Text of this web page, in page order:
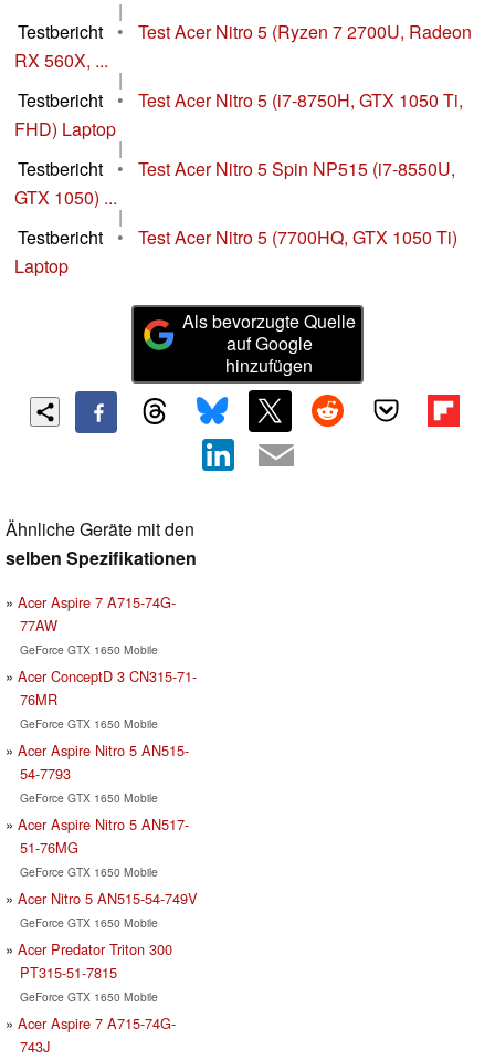
|
Testbericht
•
Test Acer Nitro 5 (Ryzen 7 2700U, Radeon
RX 560X, ...
|
Testbericht
•
Test Acer Nitro 5 (i7-8750H, GTX 1050 Ti,
FHD) Laptop
|
Testbericht
•
Test Acer Nitro 5 Spin NP515 (i7-8550U,
GTX 1050) ...
|
Testbericht
•
Test Acer Nitro 5 (7700HQ, GTX 1050 Ti)
Laptop
Als bevorzugte Quelle
auf Google
hinzufügen
Ähnliche Geräte mit den
selben Spezifikationen
Acer Aspire 7 A715-74G-
77AW
GeForce GTX 1650 Mobile
Acer ConceptD 3 CN315-71-
76MR
GeForce GTX 1650 Mobile
Acer Aspire Nitro 5 AN515-
54-7793
GeForce GTX 1650 Mobile
Acer Aspire Nitro 5 AN517-
51-76MG
GeForce GTX 1650 Mobile
Acer Nitro 5 AN515-54-749V
GeForce GTX 1650 Mobile
Acer Predator Triton 300
PT315-51-7815
GeForce GTX 1650 Mobile
Acer Aspire 7 A715-74G-
743J